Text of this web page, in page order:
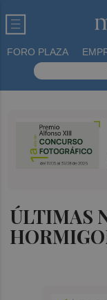
FORO PLAZA
ÚLTIMAS